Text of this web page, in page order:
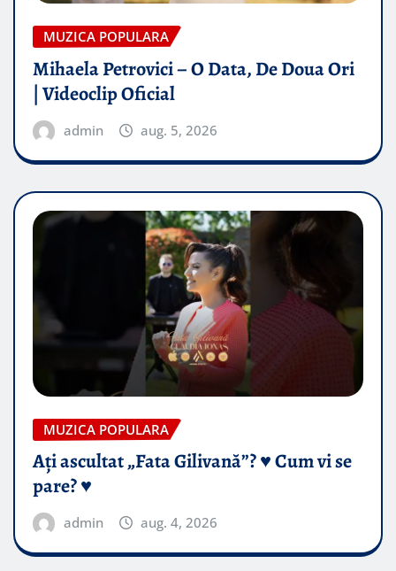
MUZICA POPULARA
Mihaela Petrovici – O Data, De Doua Ori
| Videoclip Oficial
admin aug. 5, 2026
MUZICA POPULARA
Ați ascultat „Fata Gilivană”? ♥️ Cum vi se
pare? ♥️
admin aug. 4, 2026